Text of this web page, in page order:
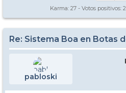
Karma: 27 - Votos positivos: 2
Re: Sistema Boa en Botas
pabloski